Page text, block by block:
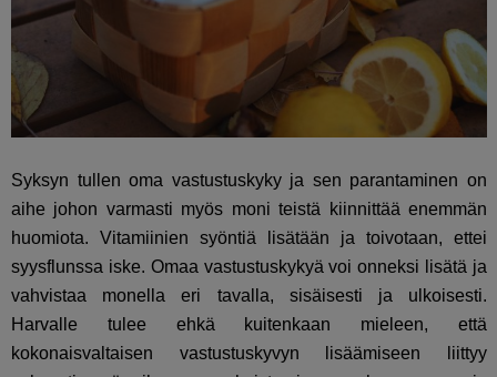
Syksyn tullen oma vastustuskyky ja sen parantaminen on
aihe johon varmasti myös moni teistä kiinnittää enemmän
huomiota. Vitamiinien syöntiä lisätään ja toivotaan, ettei
syysflunssa iske. Omaa vastustuskykyä voi onneksi lisätä ja
vahvistaa monella eri tavalla, sisäisesti ja ulkoisesti.
Harvalle tulee ehkä kuitenkaan mieleen, että
kokonaisvaltaisen vastustuskyvyn lisäämiseen liittyy